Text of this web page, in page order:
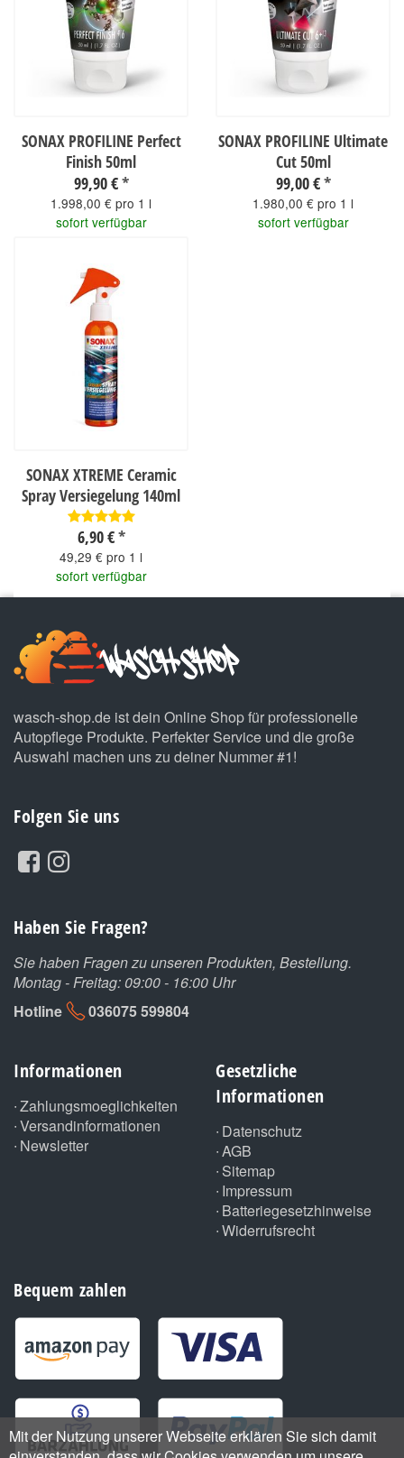
SONAX PROFILINE Perfect
Finish 50ml
99,90 €*
1.998,00 € pro 1 l
sofort verfügbar
SONAX PROFILINE Ultimate
Cut 50ml
99,00 €*
1.980,00 € pro 1 l
sofort verfügbar
SONAX XTREME Ceramic
Spray Versiegelung 140ml
6,90 €*
49,29 € pro 1 l
sofort verfügbar
wasch-shop.de ist dein Online Shop für professionelle
Autopflege Produkte. Perfekter Service und die große
Auswahl machen uns zu deiner Nummer #1!
Folgen Sie uns
Haben Sie Fragen?
Sie haben Fragen zu unseren Produkten, Bestellung.
Montag - Freitag: 09:00 - 16:00 Uhr
Hotline
036075 599804
Informationen
Zahlungsmoeglichkeiten
Versandinformationen
Newsletter
Gesetzliche
Informationen
Datenschutz
AGB
Sitemap
Impressum
Batteriegesetzhinweise
Widerrufsrecht
Bequem zahlen
Mit der Nutzung unserer Webseite erklären Sie sich damit